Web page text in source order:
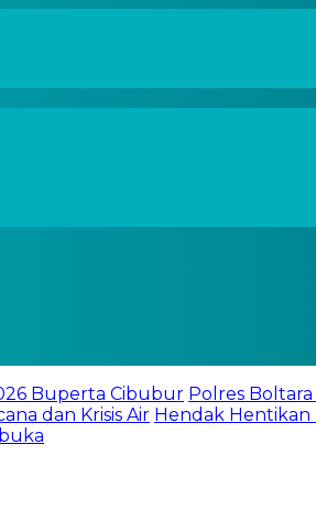
Buperta Cibubur Polres
dan Krisis Air Hendak Hentikan